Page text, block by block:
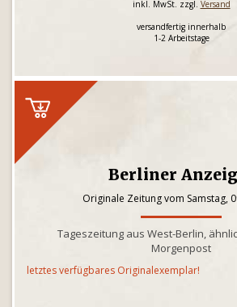
inkl. MwSt. zzgl. Versand
versandfertig innerhalb
1-2 Arbeitstage
Berliner
Originale Zeitung vom Samstag,
Tageszeitung aus West-Berlin,
Morgenpost
letztes verfügbares Originalexemplar!